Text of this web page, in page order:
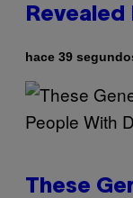
hace 39
These